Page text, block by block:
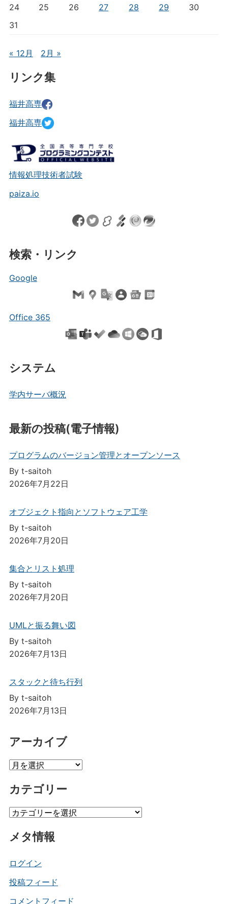
24
25 26 27 28 29
30
31
« 12月 2月 »
リンク集
福井高専
福井高専
情報処理技術者試験
paiza.io
検索・リンク
Google
Office 365
システム
学内サーバ概況
最新の投稿(電子情報)
プログラムのバージョン管理とオープンソース
By t-saitoh
2026年7月22日
オブジェクト指向とソフトウェア工学
By t-saitoh
2026年7月20日
集合とリスト処理
By t-saitoh
2026年7月20日
UMLと振る舞い図
By t-saitoh
2026年7月13日
スタックと待ち行列
By t-saitoh
2026年7月13日
アーカイブ
ア
カ
ブ
カテゴリー
カ
ゴ
ー
メタ情報
ログイン
投稿フィード
コメントフィード